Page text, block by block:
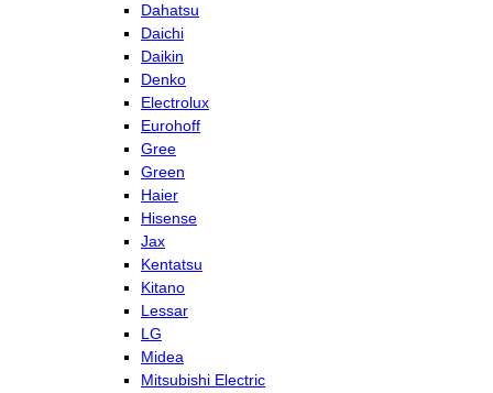
Dahatsu
Daichi
Daikin
Denko
Electrolux
Eurohoff
Gree
Green
Haier
Hisense
Jax
Kentatsu
Kitano
Lessar
LG
Midea
Mitsubishi Electric